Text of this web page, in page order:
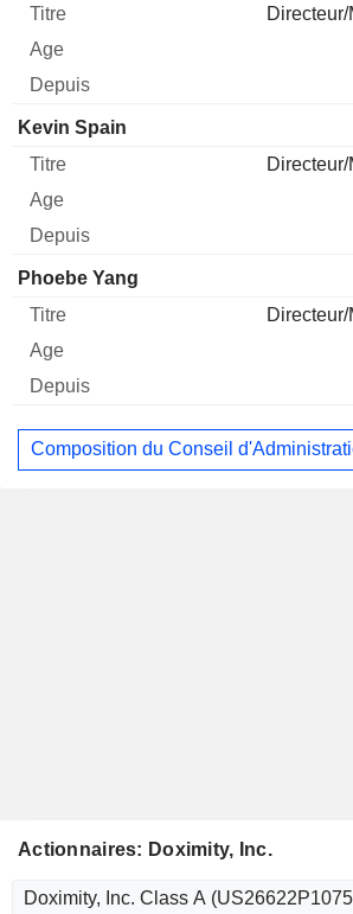
Kevin Spain
Phoebe Yang
Composition du Conseil
Actionnaires: Doximity, Inc.